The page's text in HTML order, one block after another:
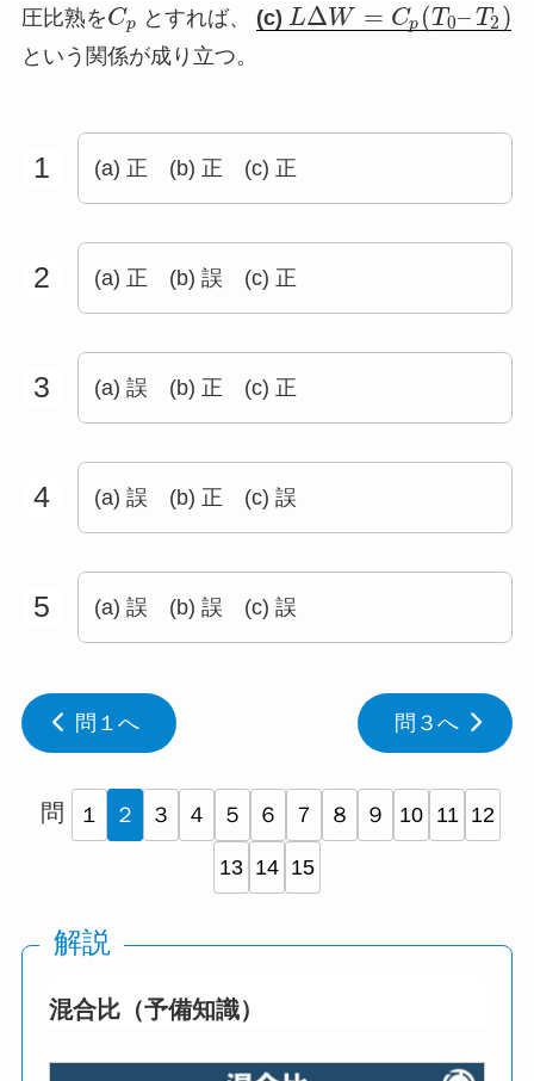
圧比熟をCp とすれば、 (c) LΔW = Cp (T0–T2 )
という関係が成り立つ。
1 (a) 正 (b) 正 (c) 正
2 (a) 正 (b) 誤 (c) 正
3 (a) 誤 (b) 正 (c) 正
4 (a) 誤 (b) 正 (c) 誤
5 (a) 誤 (b) 誤 (c) 誤
問１へ 問３へ
問 １ ２ ３ ４ ５ ６ ７ ８ ９ 10 11 12
13 14 15
解説
混合比（予備知識）